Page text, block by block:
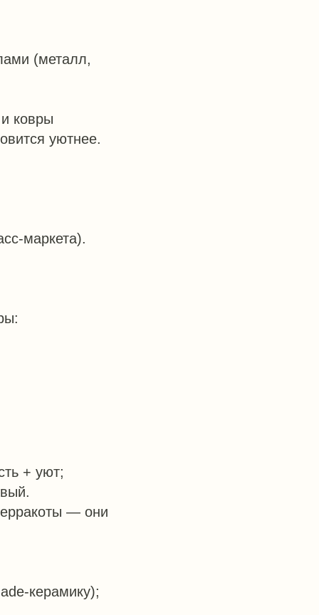
(металл,
ковры
уютнее.
маркета).
+ уют;
— они
керамику);